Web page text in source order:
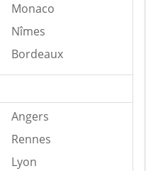
Monaco
Nîmes
Bordeaux
Angers
Rennes
Lyon